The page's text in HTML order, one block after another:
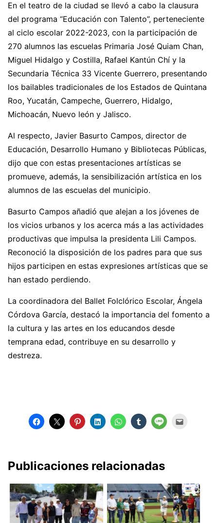
En el teatro de la ciudad se llevó a cabo la clausura
del programa “Educación con Talento”, perteneciente
al ciclo escolar 2022-2023, con la participación de
270 alumnos las escuelas Primaria José Quiam Chan,
Miguel Hidalgo y Costilla, Rafael Kantún Chí y la
Secundaria Técnica 33 Vicente Guerrero, presentando
los bailables tradicionales de los Estados de Quintana
Roo, Yucatán, Campeche, Guerrero, Hidalgo,
Michoacán, Nuevo león y Jalisco.
Al respecto, Javier Basurto Campos, director de
Educación, Desarrollo Humano y Bibliotecas Públicas,
dijo que con estas presentaciones artísticas se
promueve, además, la sensibilización artística en los
alumnos de las escuelas del municipio.
Basurto Campos añadió que alejan a los jóvenes de
los vicios urbanos y los acerca más a las actividades
productivas que impulsa la presidenta Lili Campos.
Reconoció la disposición de los padres para que sus
hijos participen en estas expresiones artísticas que se
han estado perdiendo.
La coordinadora del Ballet Folclórico Escolar, Ángela
Córdova García, destacó la importancia del fomento a
la cultura y las artes en los educandos desde
temprana edad, contribuye en su desarrollo y
destreza.
Publicaciones relacionadas